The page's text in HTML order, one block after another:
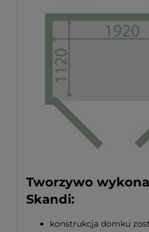
Tworzywo
Skandi:
konstrukcja domku